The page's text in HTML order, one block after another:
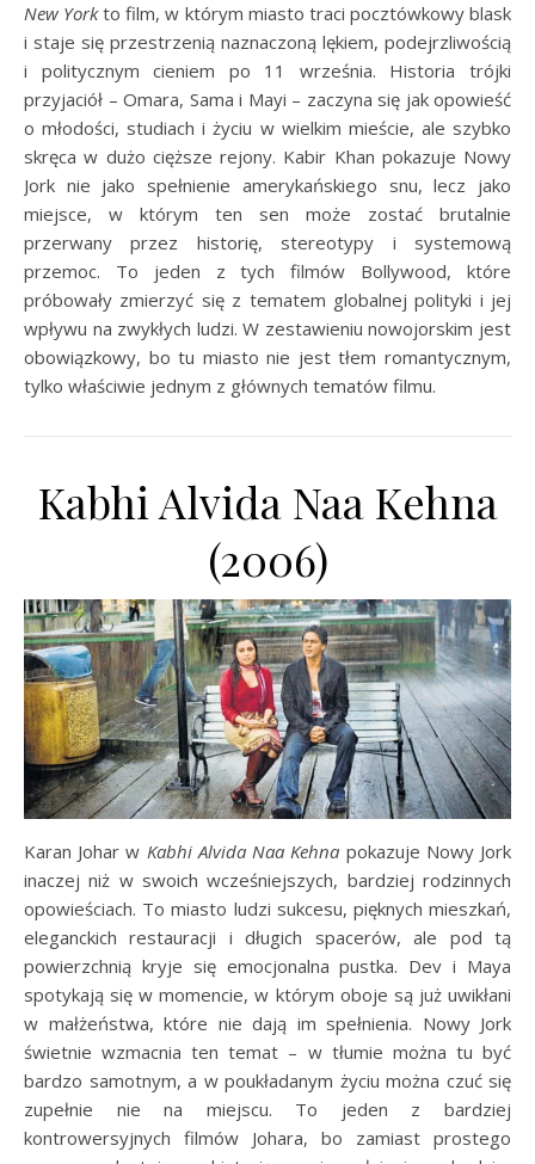
New Yorkto film, w którym miasto traci pocztówkowy blask
i staje się przestrzenią naznaczoną lękiem, podejrzliwością
i politycznym cieniem po 11 września. Historia trójki
przyjaciół – Omara, Sama i Mayi – zaczyna się jak opowieść
o młodości, studiach i życiu w wielkim mieście, ale szybko
skręca w dużo cięższe rejony. Kabir Khan pokazuje Nowy
Jork nie jako spełnienie amerykańskiego snu, lecz jako
miejsce, w którym ten sen może zostać brutalnie
przerwany przez historię, stereotypy i systemową
przemoc. To jeden z tych filmów Bollywood, które
próbowały zmierzyć się z tematem globalnej polityki i jej
wpływu na zwykłych ludzi. W zestawieniu nowojorskim jest
obowiązkowy, bo tu miasto nie jest tłem romantycznym,
tylko właściwie jednym z głównych tematów filmu.
Kabhi Alvida Naa Kehna
(2006)
Karan Johar w Kabhi Alvida Naa Kehna pokazuje Nowy Jork
inaczej niż w swoich wcześniejszych, bardziej rodzinnych
opowieściach. To miasto ludzi sukcesu, pięknych mieszkań,
eleganckich restauracji i długich spacerów, ale pod tą
powierzchnią kryje się emocjonalna pustka. Dev i Maya
spotykają się w momencie, w którym oboje są już uwikłani
w małżeństwa, które nie dają im spełnienia. Nowy Jork
świetnie wzmacnia ten temat – w tłumie można tu być
bardzo samotnym, a w poukładanym życiu można czuć się
zupełnie nie na miejscu. To jeden z bardziej
kontrowersyjnych filmów Johara, bo zamiast prostego